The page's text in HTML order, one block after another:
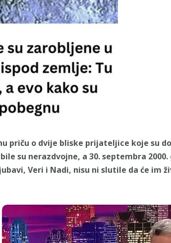
priču o dvije bliske prijateljice koje su
su nerazdvojne, a 30. septembra
Veri i Nadi, nisu ni slutile da će